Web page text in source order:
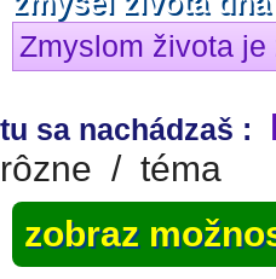
Zmyslom života
tu sa nachádzaš :
rôzne / téma
zobraz